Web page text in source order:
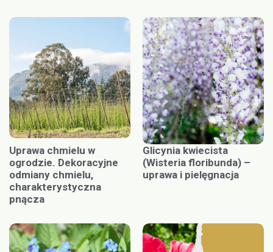
Uprawa chmielu w
ogrodzie. Dekoracyjne
odmiany chmielu,
charakterystyczna
pnącza
Glicynia kwiecista
(Wisteria floribunda) –
uprawa i pielęgnacja